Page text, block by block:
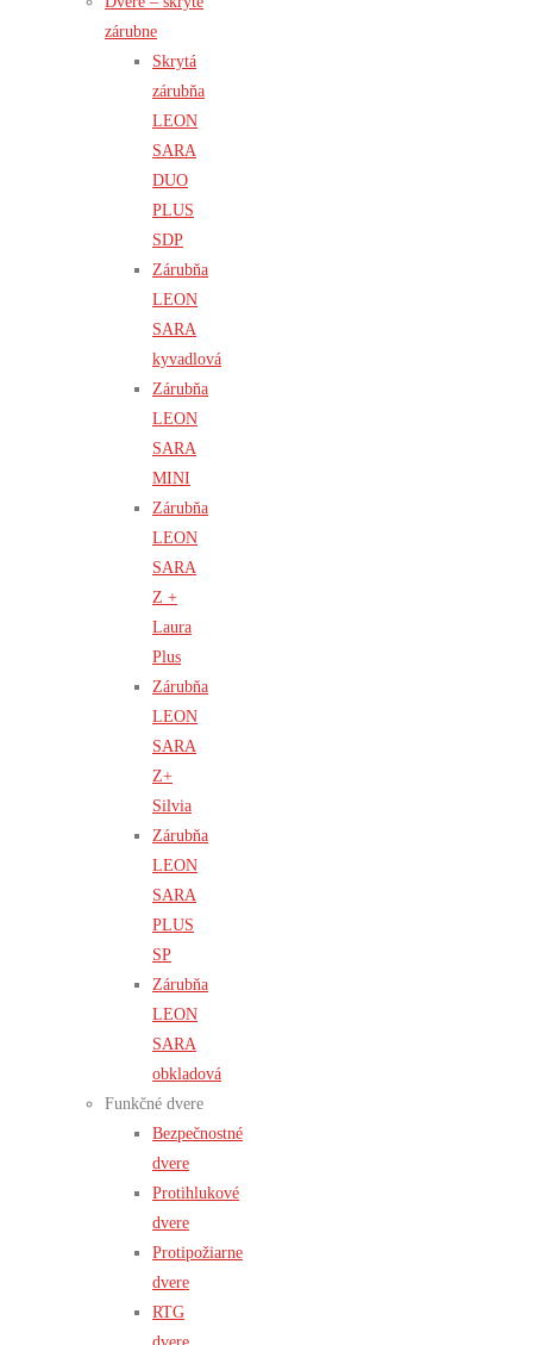
zárubne
Skrytá
zárubňa
LEON
SARA
DUO
PLUS
SDP
Zárubňa
LEON
SARA
kyvadlová
Zárubňa
LEON
SARA
MINI
Zárubňa
LEON
SARA
Z +
Laura
Plus
Zárubňa
LEON
SARA
Z+
Silvia
Zárubňa
LEON
SARA
PLUS
SP
Zárubňa
LEON
SARA
obkladová
Funkčné dvere
Bezpečnostné
dvere
Protihlukové
dvere
Protipožiarne
dvere
RTG